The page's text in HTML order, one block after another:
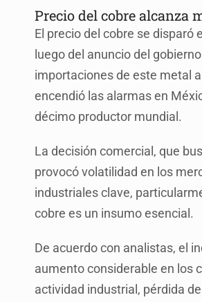
Precio del cobre alcanza
El precio del cobre se
luego del anuncio del
importaciones de este metal
encendió las alarmas en
décimo productor mundial.
La decisión comercial, que
provocó volatilidad en los
industriales clave,
cobre es un insumo esencial.
De acuerdo con analistas, el
aumento considerable en los
actividad industrial, pérdida